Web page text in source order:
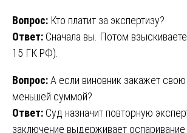
Вопрос: Кто платит за экспертизу?
Ответ: Сначала вы. Потом взыскиваете
15 ГК РФ).
Вопрос:А если виновник закажет свою
меньшей суммой?
Ответ: Суд назначит повторную
заключение выдерживает оспаривание